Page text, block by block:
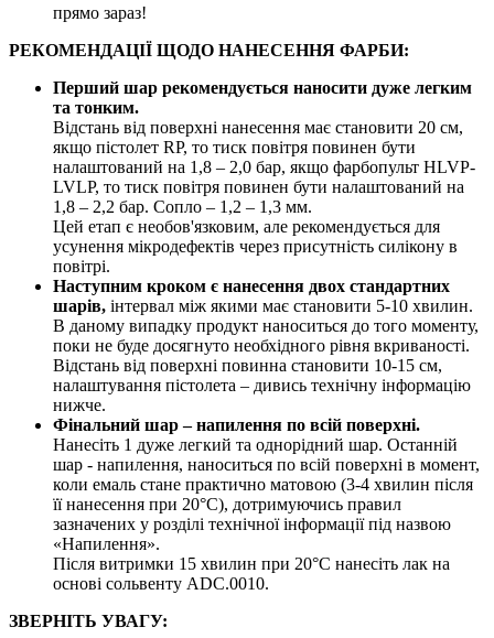
прямо зараз!
РЕКОМЕНДАЦІЇ ЩОДО НАНЕСЕННЯ ФАРБИ:
Перший шар рекомендується наносити дуже легким
та тонким.
Відстань від поверхні нанесення має становити 20 см,
якщо пістолет RP, то тиск повітря повинен бути
налаштований на 1,8 – 2,0 бар, якщо фарбопульт HLVP-
LVLP, то тиск повітря повинен бути налаштований на
1,8 – 2,2 бар. Сопло – 1,2 – 1,3 мм.
Цей етап є необов'язковим, але рекомендується для
усунення мікродефектів через присутність силікону в
повітрі.
Наступним кроком є нанесення двох стандартних
шарів, інтервал між якими має становити 5-10 хвилин.
В даному випадку продукт наноситься до того моменту,
поки не буде досягнуто необхідного рівня вкриваності.
Відстань від поверхні повинна становити 10-15 см,
налаштування пістолета – дивись технічну інформацію
нижче.
Фінальний шар – напилення по всій поверхні.
Нанесіть 1 дуже легкий та однорідний шар. Останній
шар - напилення, наноситься по всій поверхні в момент,
коли емаль стане практично матовою (3-4 хвилин після
її нанесення при 20°C), дотримуючись правил
зазначених у розділі технічної інформації під назвою
«Напилення».
Після витримки 15 хвилин при 20°C нанесіть лак на
основі сольвенту ADC.0010.
ЗВЕРНІТЬ УВАГУ: